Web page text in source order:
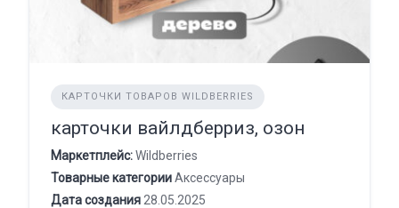
КАРТОЧКИ ТОВАРОВ WILDBERRIES
карточки вайлдберриз, озон
Маркетплейс:Wildberries
Товарные категорииАксессуары
Дата создания 28.05.2025